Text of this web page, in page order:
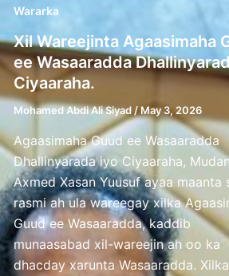
Wararka
Xil Wareejinta Agaasimaha
ee Wasaaradda
Ciyaaraha.
Mohamed Abdi Ali Siyad / May 3, 2026
Agaasimaha Guud ee Wasaaradda
Dhallinyarada iyo Ciyaaraha,
Axmed Xasan Yuusuf ayaa maanta
rasmi ah ula wareegay xilka
Guud ee Wasaaradda, kaddib
munaasabad xil-wareejin ah oo ka
dhacday xarunta Wasaaradda.